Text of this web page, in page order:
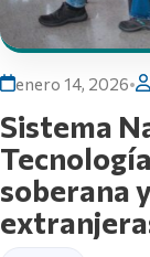
enero 14, 2026•
Sistema
soberana